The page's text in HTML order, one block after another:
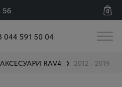
56 0
044 591 50 04
АКСЕСУАРИ RAV4 ❯ 2012 - 2019